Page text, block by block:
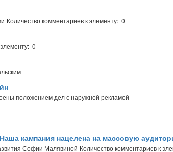
Количество комментариев к элементу: 0
0
положением дел с наружной рекламой
кампания нацелена на массовую
Софии Малявиной Количество комментариев к